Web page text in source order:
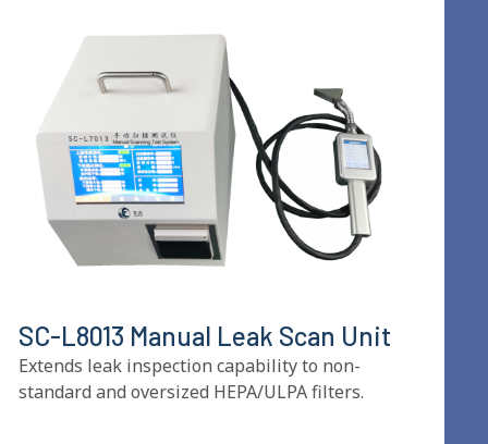
SC-L8013 Manual Leak Scan Unit
Extends leak inspection capability to non-
standard and oversized HEPA/ULPA filters.